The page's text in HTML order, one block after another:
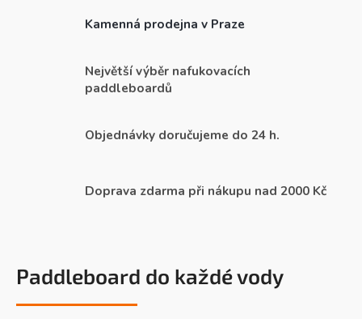
Kamenná prodejna v Praze
Největší výběr nafukovacích
paddleboardů
Objednávky doručujeme do 24 h.
Doprava zdarma při nákupu nad 2000 Kč
Paddleboard do každé vody